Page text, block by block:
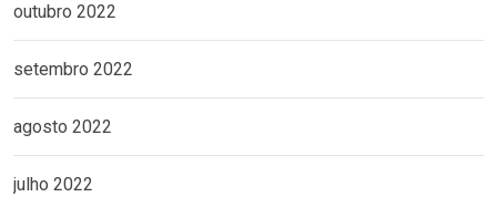
outubro 2022
setembro 2022
agosto 2022
julho 2022